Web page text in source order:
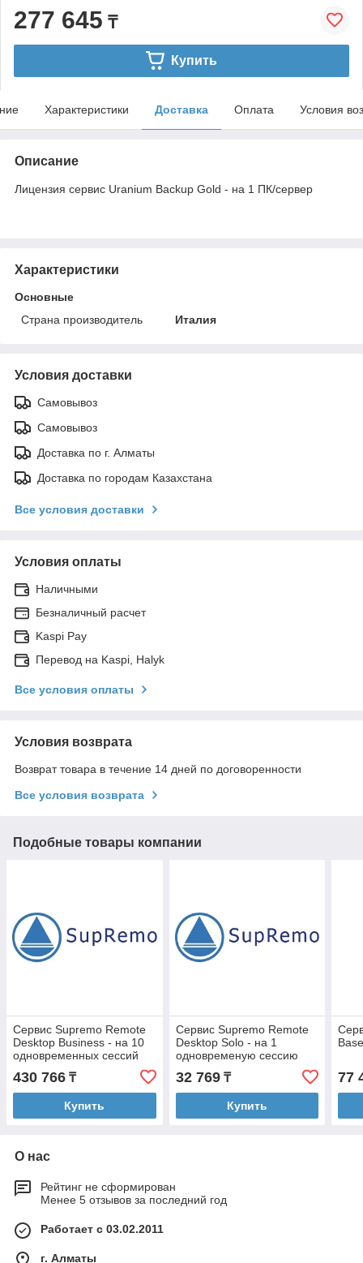
277 645 ₸
Купить
Характеристики Доставка Оплата Условия
Описание
Лицензия сервис Uranium Backup Gold - на 1 ПК/сервер
Характеристики
Основные
Страна производитель
Италия
Условия доставки
Самовывоз
Самовывоз
Доставка по г. Алматы
Доставка по городам Казахстана
Все условия доставки
Условия оплаты
Наличными
Безналичный расчет
Kaspi Pay
Перевод на Kaspi, Halyk
Все условия оплаты
Условия возврата
Возврат товара в течение 14 дней по договоренности
Все условия возврата
Подобные товары компании
Сервис Supremo Remote
Desktop Business - на 10
одновременных сессий
подписка на 1 год
430 766 ₸
Купить
Сервис Supremo Remote
Desktop Solo - на 1
одновременую сессию
подписка на 3 месяца
32 769₸
Купить
77
О нас
Рейтинг не сформирован
Менее 5 отзывов за последний год
Работает с 03.02.2011
г. Алматы